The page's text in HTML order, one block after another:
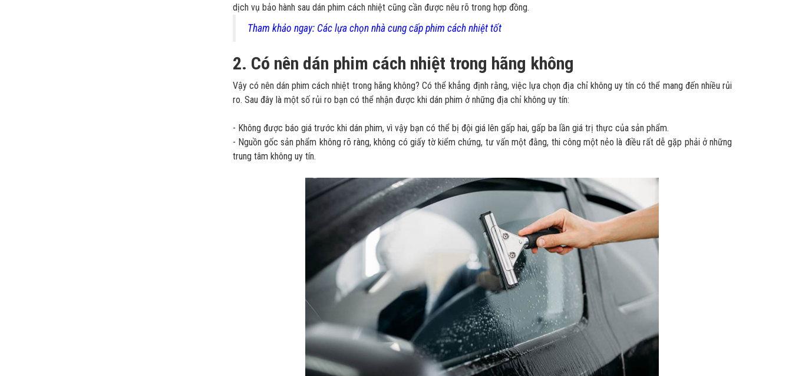
dịch vụ bảo hành sau dán phim cách nhiệt cũng cần được nêu rõ trong hợp đồng.
Tham khảo ngay: Các lựa chọn nhà cung cấp phim cách nhiệt tốt
2. Có nên dán phim cách nhiệt trong hãng không
Vậy có nên dán phim cách nhiệt trong hãng không? Có thể khẳng định rằng, việc lựa chọn địa chỉ không uy tín có thể mang đến nhiều rủi
ro. Sau đây là một số rủi ro bạn có thể nhận được khi dán phim ở những địa chỉ không uy tín:
- Không được báo giá trước khi dán phim, vì vậy bạn có thể bị đội giá lên gấp hai, gấp ba lần giá trị thực của sản phẩm.
- Nguồn gốc sản phẩm không rõ ràng, không có giấy tờ kiểm chứng, tư vấn một đằng, thi công một nẻo là điều rất dễ gặp phải ở những
trung tâm không uy tín.